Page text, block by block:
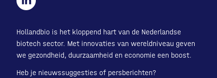
Hollandbio is het kloppend hart van de Nederlandse
biotech sector. Met innovaties van wereldniveau geven
we gezondheid, duurzaamheid en economie een boost.
Heb je nieuwssuggesties of persberichten?